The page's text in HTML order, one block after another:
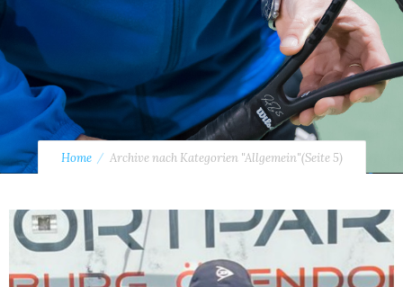
Home Archive nach Kategorien "Allgemein"(Seite 5)